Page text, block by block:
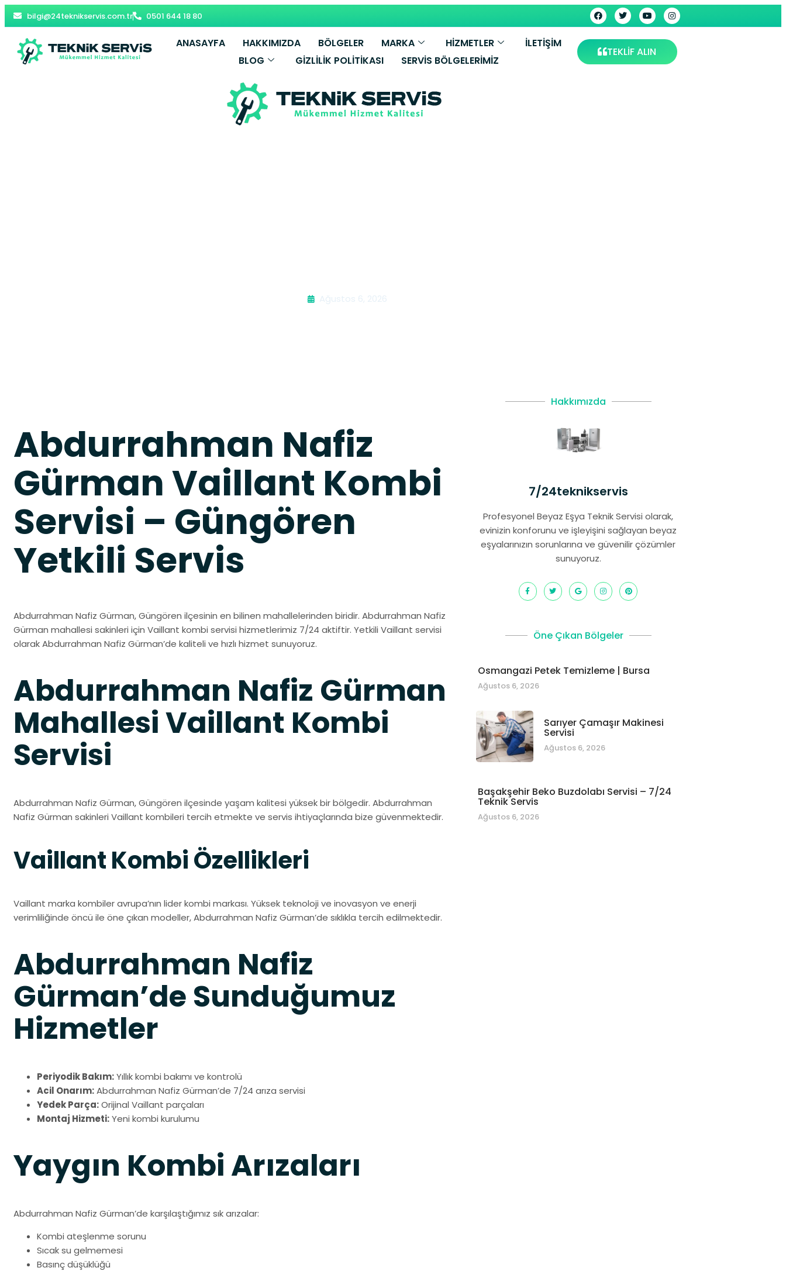
bilgi@24teknikservis.com.tr 0501 644 18 80
ANASAYFA HAKKIMIZDA BÖLGELER MARKA HİZMETLER
İLETIŞIM
BLOG
GIZLILIK POLITIKASI SERVIS BÖLGELERIMIZ
TEKLİF ALIN
Ağustos 6, 2026
Abdurrahman Nafiz
Gürman Vaillant Kombi
Servisi – Güngören
Yetkili Servis
Abdurrahman Nafiz Gürman, Güngören ilçesinin en bilinen mahallelerinden biridir. Abdurrahman Nafiz
Gürman mahallesi sakinleri için Vaillant kombi servisi hizmetlerimiz 7/24 aktiftir. Yetkili Vaillant servisi
olarak Abdurrahman Nafiz Gürman’de kaliteli ve hızlı hizmet sunuyoruz.
Abdurrahman Nafiz Gürman
Mahallesi Vaillant Kombi
Servisi
Abdurrahman Nafiz Gürman, Güngören ilçesinde yaşam kalitesi yüksek bir bölgedir. Abdurrahman
Nafiz Gürman sakinleri Vaillant kombileri tercih etmekte ve servis ihtiyaçlarında bize güvenmektedir.
Vaillant Kombi Özellikleri
Vaillant marka kombiler avrupa’nın lider kombi markası. Yüksek teknoloji ve inovasyon ve enerji
verimliliğinde öncü ile öne çıkan modeller, Abdurrahman Nafiz Gürman’de sıklıkla tercih edilmektedir.
Abdurrahman Nafiz
Gürman’de Sunduğumuz
Hizmetler
Periyodik Bakım:Yıllık kombi bakımı ve kontrolü
Acil Onarım:Abdurrahman Nafiz Gürman’de 7/24 arıza servisi
Yedek Parça:Orijinal Vaillant parçaları
Montaj Hizmeti:Yeni kombi kurulumu
Yaygın Kombi Arızaları
Abdurrahman Nafiz Gürman’de karşılaştığımız sık arızalar:
Kombi ateşlenme sorunu
Sıcak su gelmemesi
Basınç düşüklüğü
Hakkımızda
7/24teknikservis
Profesyonel Beyaz Eşya Teknik Servisi olarak,
evinizin konforunu ve işleyişini sağlayan beyaz
eşyalarınızın sorunlarına ve güvenilir çözümler
sunuyoruz.
Öne Çıkan Bölgeler
Osmangazi Petek Temizleme | Bursa
Ağustos 6, 2026
Sarıyer Çamaşır Makinesi
Servisi
Ağustos 6, 2026
Başakşehir Beko Buzdolabı Servisi – 7/24
Teknik Servis
Ağustos 6, 2026